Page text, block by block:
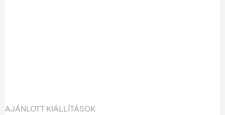
AJÁNLOTT KIÁLLÍTÁSOK